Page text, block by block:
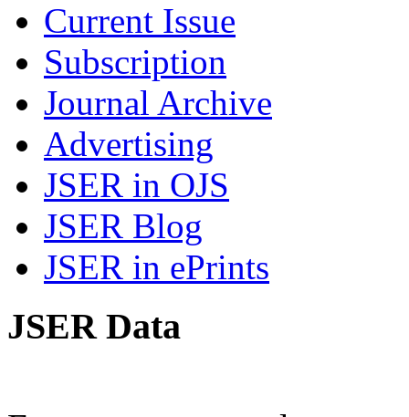
Current Issue
Subscription
Journal Archive
Advertising
JSER in OJS
JSER Blog
JSER in ePrints
JSER Data